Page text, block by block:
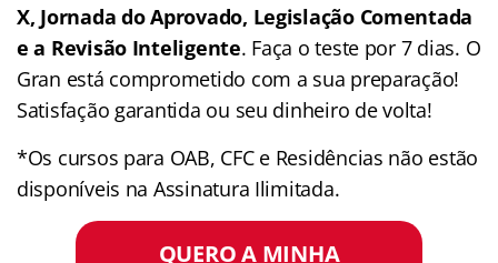
X, Jornada do Aprovado, Legislação Comentada
e a Revisão Inteligente. Faça o teste por 7 dias. O
Gran está comprometido com a sua preparação!
Satisfação garantida ou seu dinheiro de volta!
*Os cursos para OAB, CFC e Residências não estão
disponíveis na Assinatura Ilimitada.
QUERO A MINHA